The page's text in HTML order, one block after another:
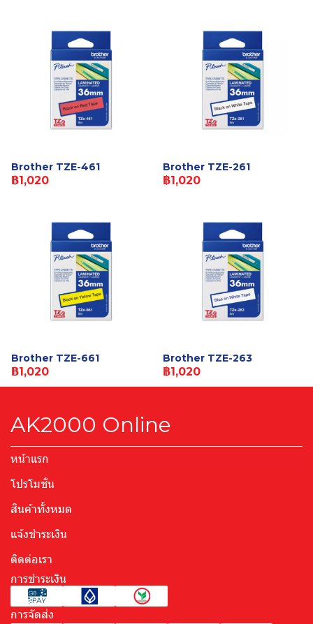
Brother TZE-461
฿1,020
Brother TZE-261
฿1,020
Brother TZE-661
฿1,020
Brother TZE-263
฿1,020
AK2000 Online
หน้าแรก
โปรโมชั่น
สินค้าทั้งหมด
แจ้งชำระเงิน
ติดต่อเรา
การชำระเงิน
การจัดส่ง